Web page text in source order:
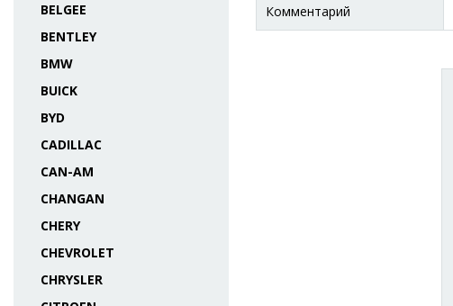
BELGEE
BENTLEY
BMW
BUICK
BYD
CADILLAC
CAN-AM
CHANGAN
CHERY
CHEVROLET
CHRYSLER
Комментарий